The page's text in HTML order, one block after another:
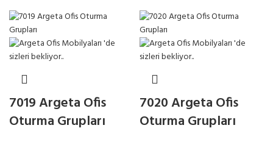
7019 Argeta Ofis
Oturma Grupları
7020 Argeta Ofis
Oturma Grupları